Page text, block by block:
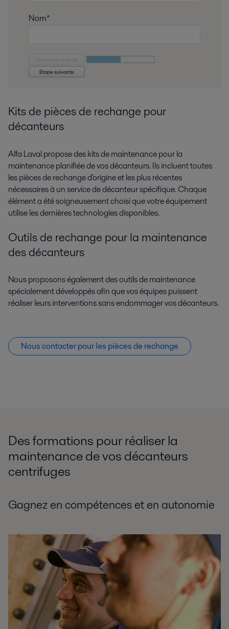
Nom*
Étape suivante
Kits de pièces de rechange pour
décanteurs
Alfa Laval propose des kits de maintenance pour la
maintenance planifiée de vos décanteurs. Ils incluent toutes
les pièces de rechange d'origine et les plus récentes
nécessaires à un service de décanteur spécifique. Chaque
élément a été soigneusement choisi que votre équipement
utilise les dernières technologies disponibles.
Outils de rechange pour la maintenance
des décanteurs
Nous proposons également des outils de maintenance
spécialement développés afin que vos équipes puissent
réaliser leurs interventions sans endommager vos décanteurs.
Nous contacter pour les pièces de rechange
Des formations pour réaliser la
maintenance de vos décanteurs
centrifuges
Gagnez en compétences et en autonomie